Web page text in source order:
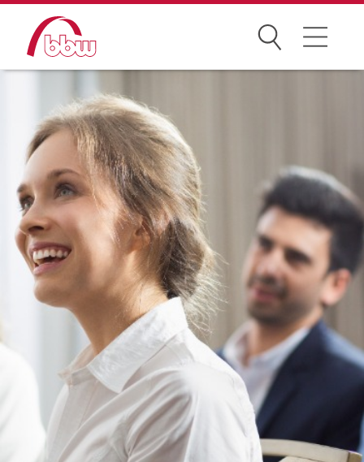
Suchen
Weiterbildung
Kongresse
Förderungen
Projekte
Über uns
News Archiv